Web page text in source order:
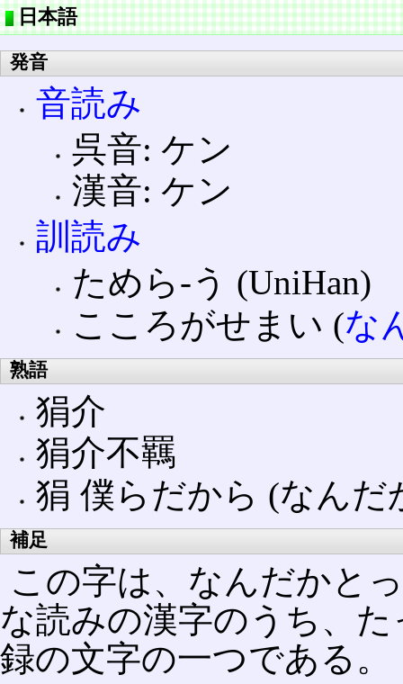
日本語
発音
音読み
呉音: ケン
漢音: ケン
訓読み
ためら‐う (UniHan)
こころがせまい (な
熟語
狷介
狷介不羈
狷 僕らだから (なん
補足
この字は、なんだかと
な読みの漢字のうち、
録の文字の一つである。